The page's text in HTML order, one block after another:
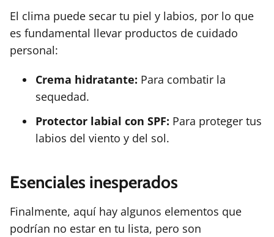
El clima puede secar tu piel y labios, por lo que
es fundamental llevar productos de cuidado
personal:
Crema hidratante: Para combatir la
sequedad.
Protector labial con SPF: Para proteger tus
labios del viento y del sol.
Esenciales inesperados
Finalmente, aquí hay algunos elementos que
podrían no estar en tu lista, pero son